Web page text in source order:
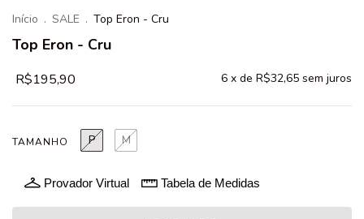
Início . SALE . Top Eron - Cru
Top Eron - Cru
R$195,90 6 x de R$32,65 sem juros
TAMANHO P M
Provador Virtual Tabela de Medidas